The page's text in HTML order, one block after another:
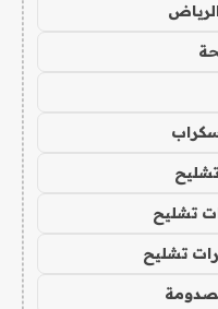
تشليح
تشليح